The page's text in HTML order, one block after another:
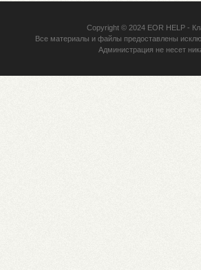
Copyright © 2024 EOR HELP-
Все материалы и файлы предоставлены
Администрация не несет